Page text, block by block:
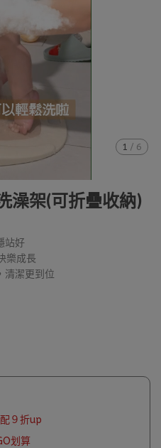
1 / 6
澡架(可折疊收納)
站好
樂成長
清潔更到位
９折up
划算